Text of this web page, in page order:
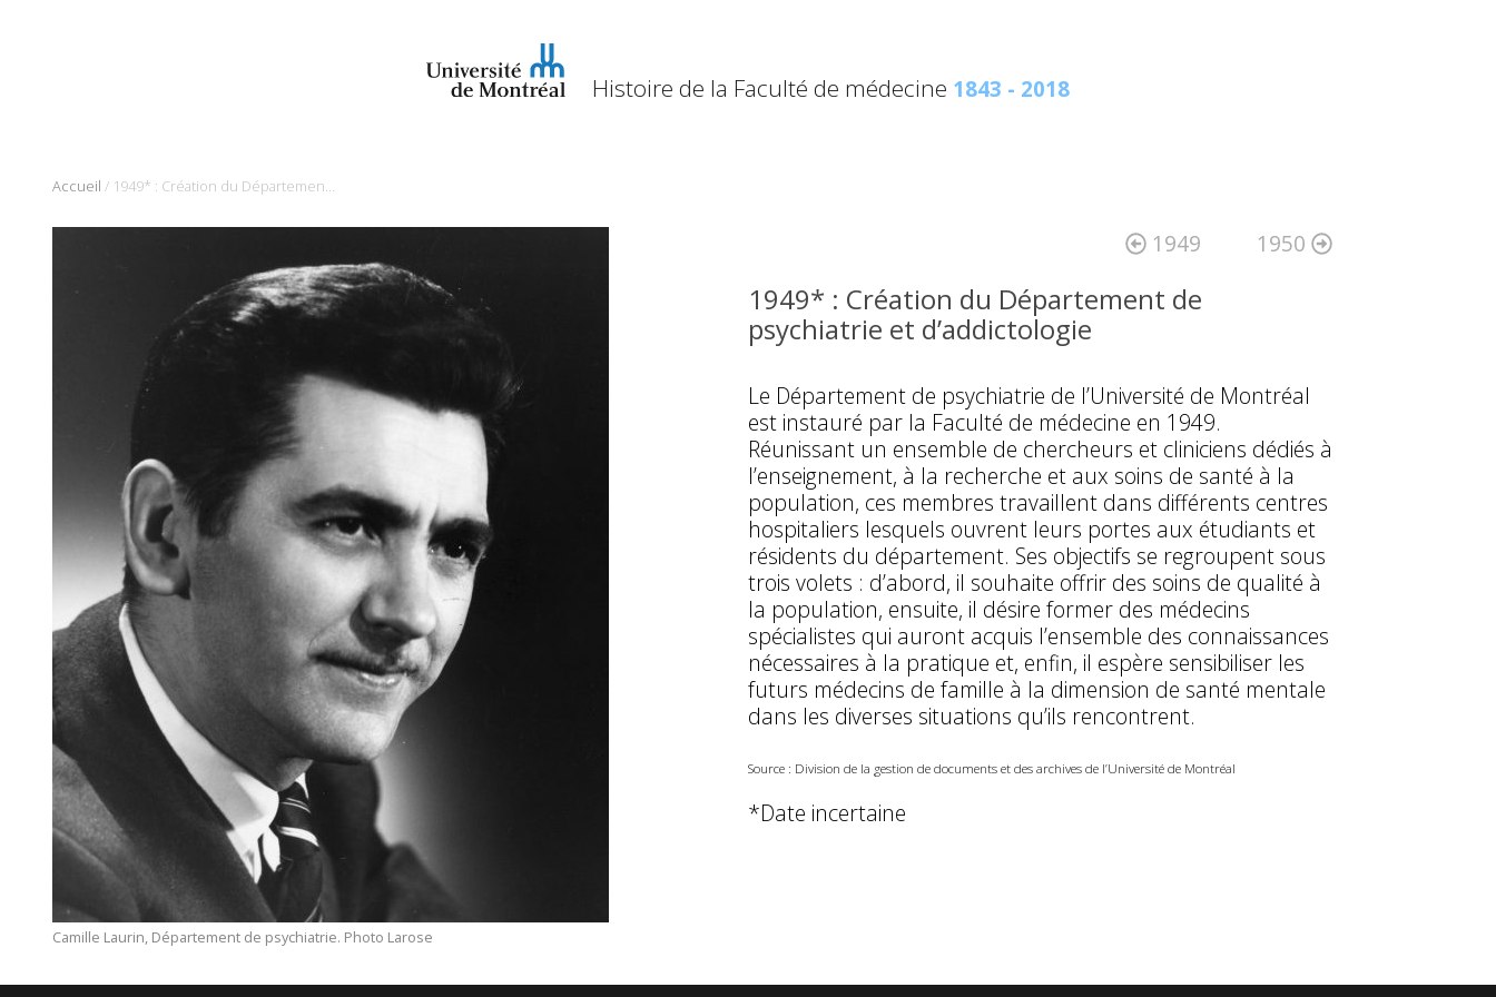
Histoire de la Faculté de médecine 1843 - 2018
Accueil / 1949* : Création du Département de psychiatrie et d’addictologie
Camille Laurin, Département de psychiatrie. Photo Larose
1949 1950
1949* : Création du Département de
psychiatrie et d’addictologie
Le Département de psychiatrie de l’Université de Montréal
est instauré par la Faculté de médecine en 1949.
Réunissant un ensemble de chercheurs et cliniciens dédiés à
l’enseignement, à la recherche et aux soins de santé à la
population, ces membres travaillent dans différents centres
hospitaliers lesquels ouvrent leurs portes aux étudiants et
résidents du département. Ses objectifs se regroupent sous
trois volets : d’abord, il souhaite offrir des soins de qualité à
la population, ensuite, il désire former des médecins
spécialistes qui auront acquis l’ensemble des connaissances
nécessaires à la pratique et, enfin, il espère sensibiliser les
futurs médecins de famille à la dimension de santé mentale
dans les diverses situations qu’ils rencontrent.
Source : Division de la gestion de documents et des archives de l’Université de Montréal
*Date incertaine